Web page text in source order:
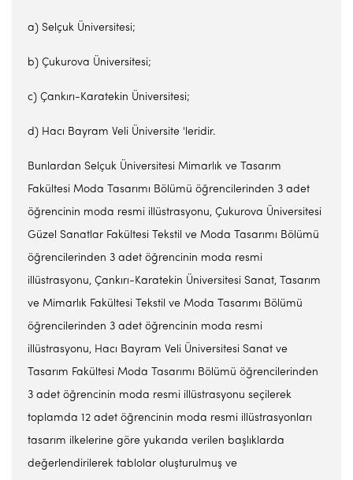
a) Selçuk Üniversitesi;
b) Çukurova Üniversitesi;
c) Çankırı-Karatekin Üniversitesi;
d) Hacı Bayram Veli Üniversite 'leridir.
Bunlardan Selçuk Üniversitesi Mimarlık ve Tasarım
Fakültesi Moda Tasarımı Bölümü öğrencilerinden 3 adet
öğrencinin moda resmi illüstrasyonu, Çukurova Üniversitesi
Güzel Sanatlar Fakültesi Tekstil ve Moda Tasarımı Bölümü
öğrencilerinden 3 adet öğrencinin moda resmi
illüstrasyonu, Çankırı-Karatekin Üniversitesi Sanat, Tasarım
ve Mimarlık Fakültesi Tekstil ve Moda Tasarımı Bölümü
öğrencilerinden 3 adet öğrencinin moda resmi
illüstrasyonu, Hacı Bayram Veli Üniversitesi Sanat ve
Tasarım Fakültesi Moda Tasarımı Bölümü öğrencilerinden
3 adet öğrencinin moda resmi illüstrasyonu seçilerek
toplamda 12 adet öğrencinin moda resmi illüstrasyonları
tasarım ilkelerine göre yukarıda verilen başlıklarda
değerlendirilerek tablolar oluşturulmuş ve